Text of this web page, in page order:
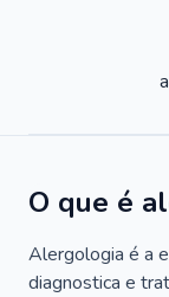
O que é
Alergologia é a
diagnostica e